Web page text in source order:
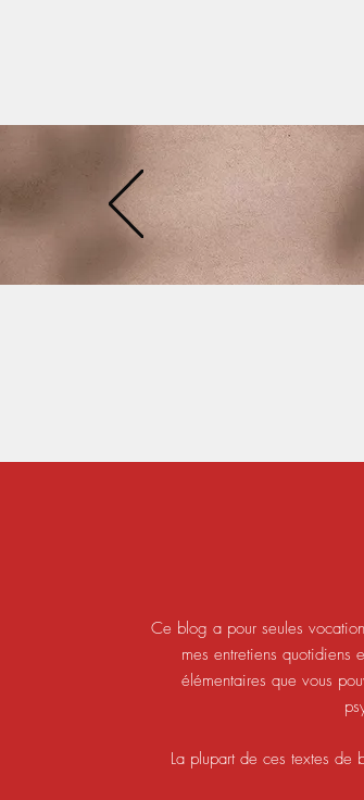
Ce blog a pour seules
mes entretiens quotidiens
élémentaires que vous
La plupart de ces textes de